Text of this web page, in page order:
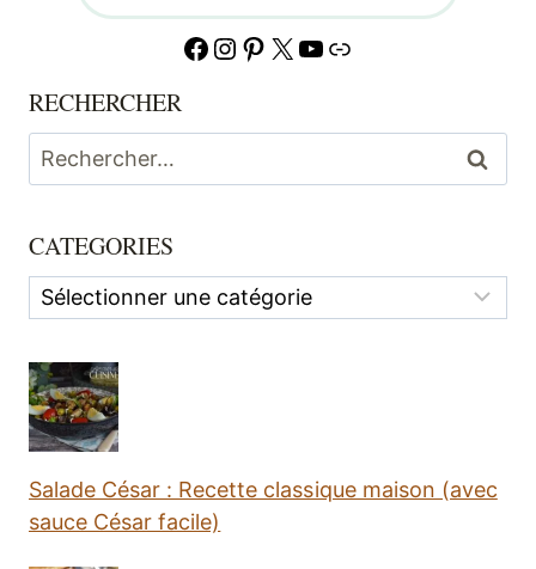
Facebook
Instagram
Pinterest
X YouTube
Lien
RECHERCHER
Rechercher :
CATEGORIES
Categories
Salade César : Recette classique maison (avec
sauce César facile)